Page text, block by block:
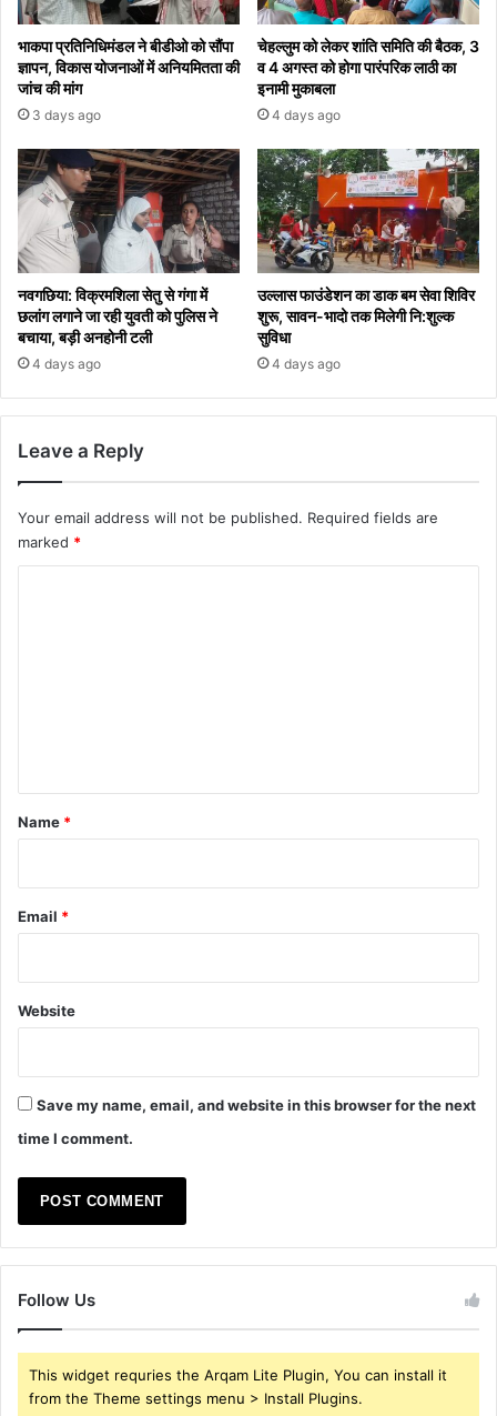
भाकपा प्रतिनिधिमंडल ने बीडीओ को सौंपा
ज्ञापन, विकास योजनाओं में अनियमितता की
जांच की मांग
3 days ago
चेहल्लुम को लेकर शांति समिति की बैठक, 3
व 4 अगस्त को होगा पारंपरिक लाठी का
इनामी मुकाबला
4 days ago
नवगछिया: विक्रमशिला सेतु से गंगा में
छलांग लगाने जा रही युवती को पुलिस ने
बचाया, बड़ी अनहोनी टली
4 days ago
उल्लास फाउंडेशन का डाक बम सेवा शिविर
शुरू, सावन-भादो तक मिलेगी नि:शुल्क
सुविधा
4 days ago
Leave a Reply
Your email address will not be published. Required fields are
marked *
*
Name *
Email *
Website
Save my name, email, and website in this browser for the next
time I comment.
Follow Us
This widget requries the Arqam Lite Plugin, You can install it
from the Theme settings menu > Install Plugins.